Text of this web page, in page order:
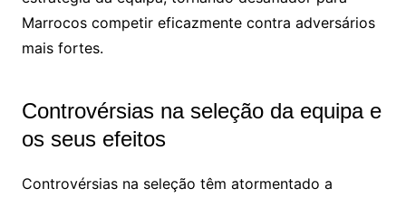
Marrocos competir eficazmente contra adversários
mais fortes.
Controvérsias na seleção da equipa e
os seus efeitos
Controvérsias na seleção têm atormentado a